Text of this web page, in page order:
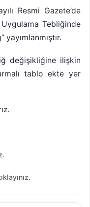
Resmi Gazete’de
Uygulama Tebliğinde
yayımlanmıştır.
değişikliğine ilişkin
tablo ekte yer